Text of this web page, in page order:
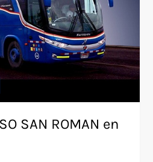
SAN ROMAN en